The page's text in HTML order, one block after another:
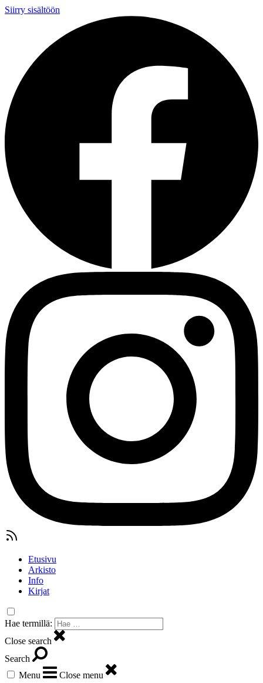
Siirry sisältöön
Etusivu
Arkisto
Info
Kirjat
Hae termillä:
Close search
Search
Menu
Close menu